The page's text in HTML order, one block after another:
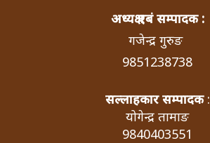
अध्यक्ष एबं सम्पादक :
गजेन्द्र गुरुङ
9851238738
सल्लाहकार सम्पादक:
योगेन्द्र तामाङ
9840403551